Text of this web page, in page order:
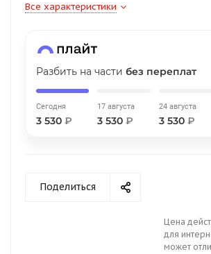
Все характеристики
Разбить на части без переплат
Сегодня
3 530 ₽
17 августа
3 530 ₽
24 августа
3 530 ₽
Поделиться
Цена
для
может